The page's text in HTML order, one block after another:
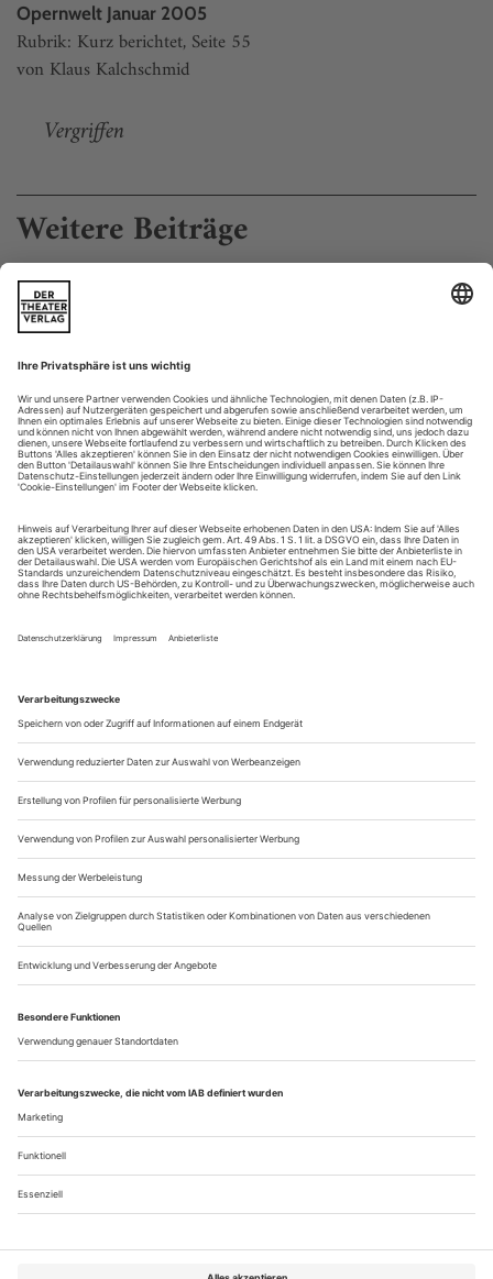
Opernwelt Januar 2005
Rubrik: Kurz berichtet, Seite 55
von Klaus Kalchschmid
Vergriffen
Weitere Beiträge
Die doppelte «Elektra»
Hofmannsthals Tragödie als Hörspiel und Höroper in einer Kassette
geplant, sondern ein Versuch des Dichters, dem Lyrismus
seiner frü­hen Bühnenwerke zu entkommen und zum
«dramatischen Drama» vorzustoßen – ein Versuch, der ihm
nach eigenem Bekenntnis «erst nur halb» gelang. Richard
Strauss, der das Stück 1903 in Max Reinhardts Berliner
«Hugenotten»? Morgens um neun
Konrad Beikircher über Magie, Kritik und Libretti
Sein Herz für die Musik schlägt heftig, eigentlich wollte er
zu plaudern wie über rheinische Lebensgewohnheiten. Konrad
Beikircher hat nach seinen beiden Konzertführern nun einen
Opernführer geschrieben. Im Gespräch mit «Opernwelt»
untermauert er...
Der Kulturarbeiter
Die Theaterarbeit von Peter Sellars - ein Zwischenbericht
Peter Sellars, das Enfant terrible, Peter Sellars, der
Provokateur: Lang ist’s her. Der amerikanische Regisseur, der
in den achtziger Jahren mit seinen Inszenierungen von «Don
Giovanni», «Così fan tutte» und «Le nozze di Figaro»
verstörte, polarisierte, faszinierte und international berühmt
wurde, agiert heute eher aus dem Hintergrund. Es ist stiller
um ihn...
Über uns Kontakt Kritikerumfrage Newsletter